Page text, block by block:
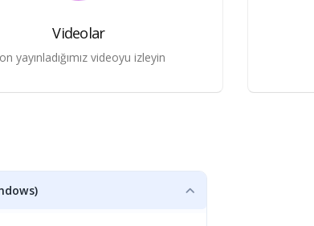
Videolar
yayınladığımız videoyu izleyin